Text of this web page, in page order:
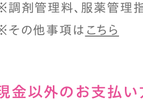
調剤管理料、服薬管理
その他事項は こちら
⾦以外のお⽀払い